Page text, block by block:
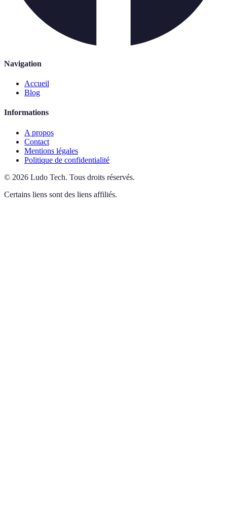
Navigation
Accueil
Blog
Informations
A propos
Contact
Mentions légales
Politique de confidentialité
© 2026 Ludo Tech. Tous droits réservés.
Certains liens sont des liens affiliés.